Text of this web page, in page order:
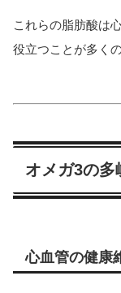
これらの脂肪酸は
役立つことが多く
オメガ3の多
心血管の健康